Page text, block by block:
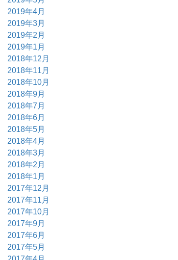
2019年4月
2019年3月
2019年2月
2019年1月
2018年12月
2018年11月
2018年10月
2018年9月
2018年7月
2018年6月
2018年5月
2018年4月
2018年3月
2018年2月
2018年1月
2017年12月
2017年11月
2017年10月
2017年9月
2017年6月
2017年5月